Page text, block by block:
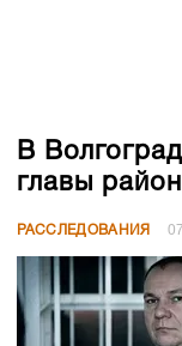
В
главы
РАССЛЕДОВАНИЯ